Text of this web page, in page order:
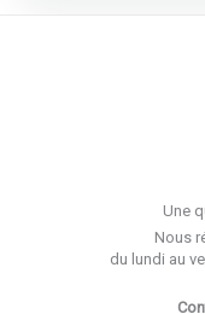
Une
Nous
du lundi au